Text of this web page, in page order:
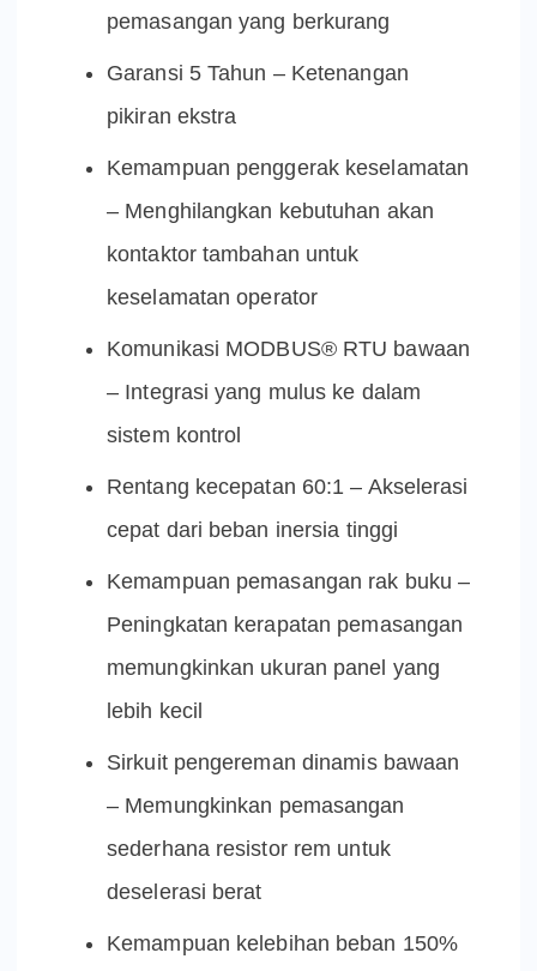
pemasangan yang berkurang
Garansi 5 Tahun – Ketenangan
pikiran ekstra
Kemampuan penggerak keselamatan
– Menghilangkan kebutuhan akan
kontaktor tambahan untuk
keselamatan operator
Komunikasi MODBUS® RTU bawaan
– Integrasi yang mulus ke dalam
sistem kontrol
Rentang kecepatan 60:1 – Akselerasi
cepat dari beban inersia tinggi
Kemampuan pemasangan rak buku –
Peningkatan kerapatan pemasangan
memungkinkan ukuran panel yang
lebih kecil
Sirkuit pengereman dinamis bawaan
– Memungkinkan pemasangan
sederhana resistor rem untuk
deselerasi berat
Kemampuan kelebihan beban 150%